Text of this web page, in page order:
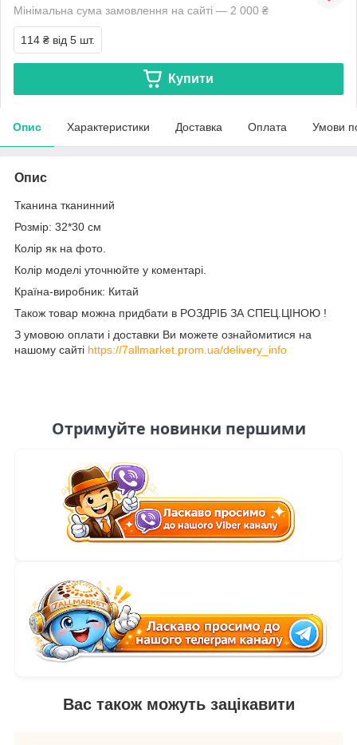
Мінімальна сума замовлення на сайті — 2 000 ₴
114 ₴ від 5 шт.
Купити
Опис Характеристики Доставка Оплата Умови
Опис
Тканина тканинний
Розмір: 32*30 см
Колір як на фото.
Колір моделі уточнюйте у коментарі.
Країна-виробник: Китай
Також товар можна придбати в РОЗДРІБ ЗА СПЕЦ.ЦІНОЮ !
З умовою оплати і доставки Ви можете ознайомитися на
нашому сайті https://7allmarket.prom.ua/delivery_info
Отримуйте новинки першими
Вас також можуть зацікавити